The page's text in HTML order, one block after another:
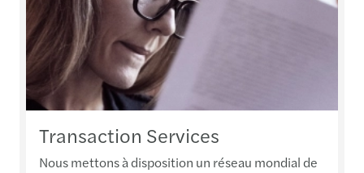
Transaction Services
Nous mettons à disposition un réseau mondial de